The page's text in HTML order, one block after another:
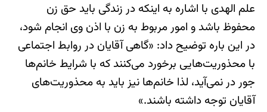
علم الهدی با اشاره به اینکه در زندگی باید حق زن
محفوظ باشد و امور مربوط به زن با اذن وی انجام شود،
در این باره توضیح داد: «گاهی آقایان در روابط اجتماعی
با محذوریت‌هایی برخورد می‌کنند که با شرایط خانم‌ها
جور در نمی‌آید، لذا خانم‌ها نیز باید به محذوریت‌های
آقایان توجه داشته باشند.»